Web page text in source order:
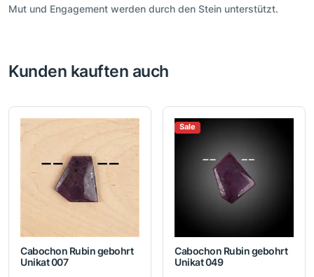
Mut und Engagement werden durch den Stein unterstützt.
Kunden kauften auch
Cabochon Rubin gebohrt
Unikat 007
Sale
Cabochon Rubin gebohrt
Unikat 049